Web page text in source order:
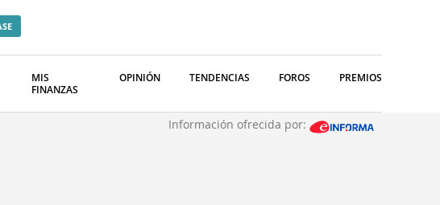
MIS
FINANZAS
OPINIÓN TENDENCIAS FOROS PREMIOS
Información ofrecida por: